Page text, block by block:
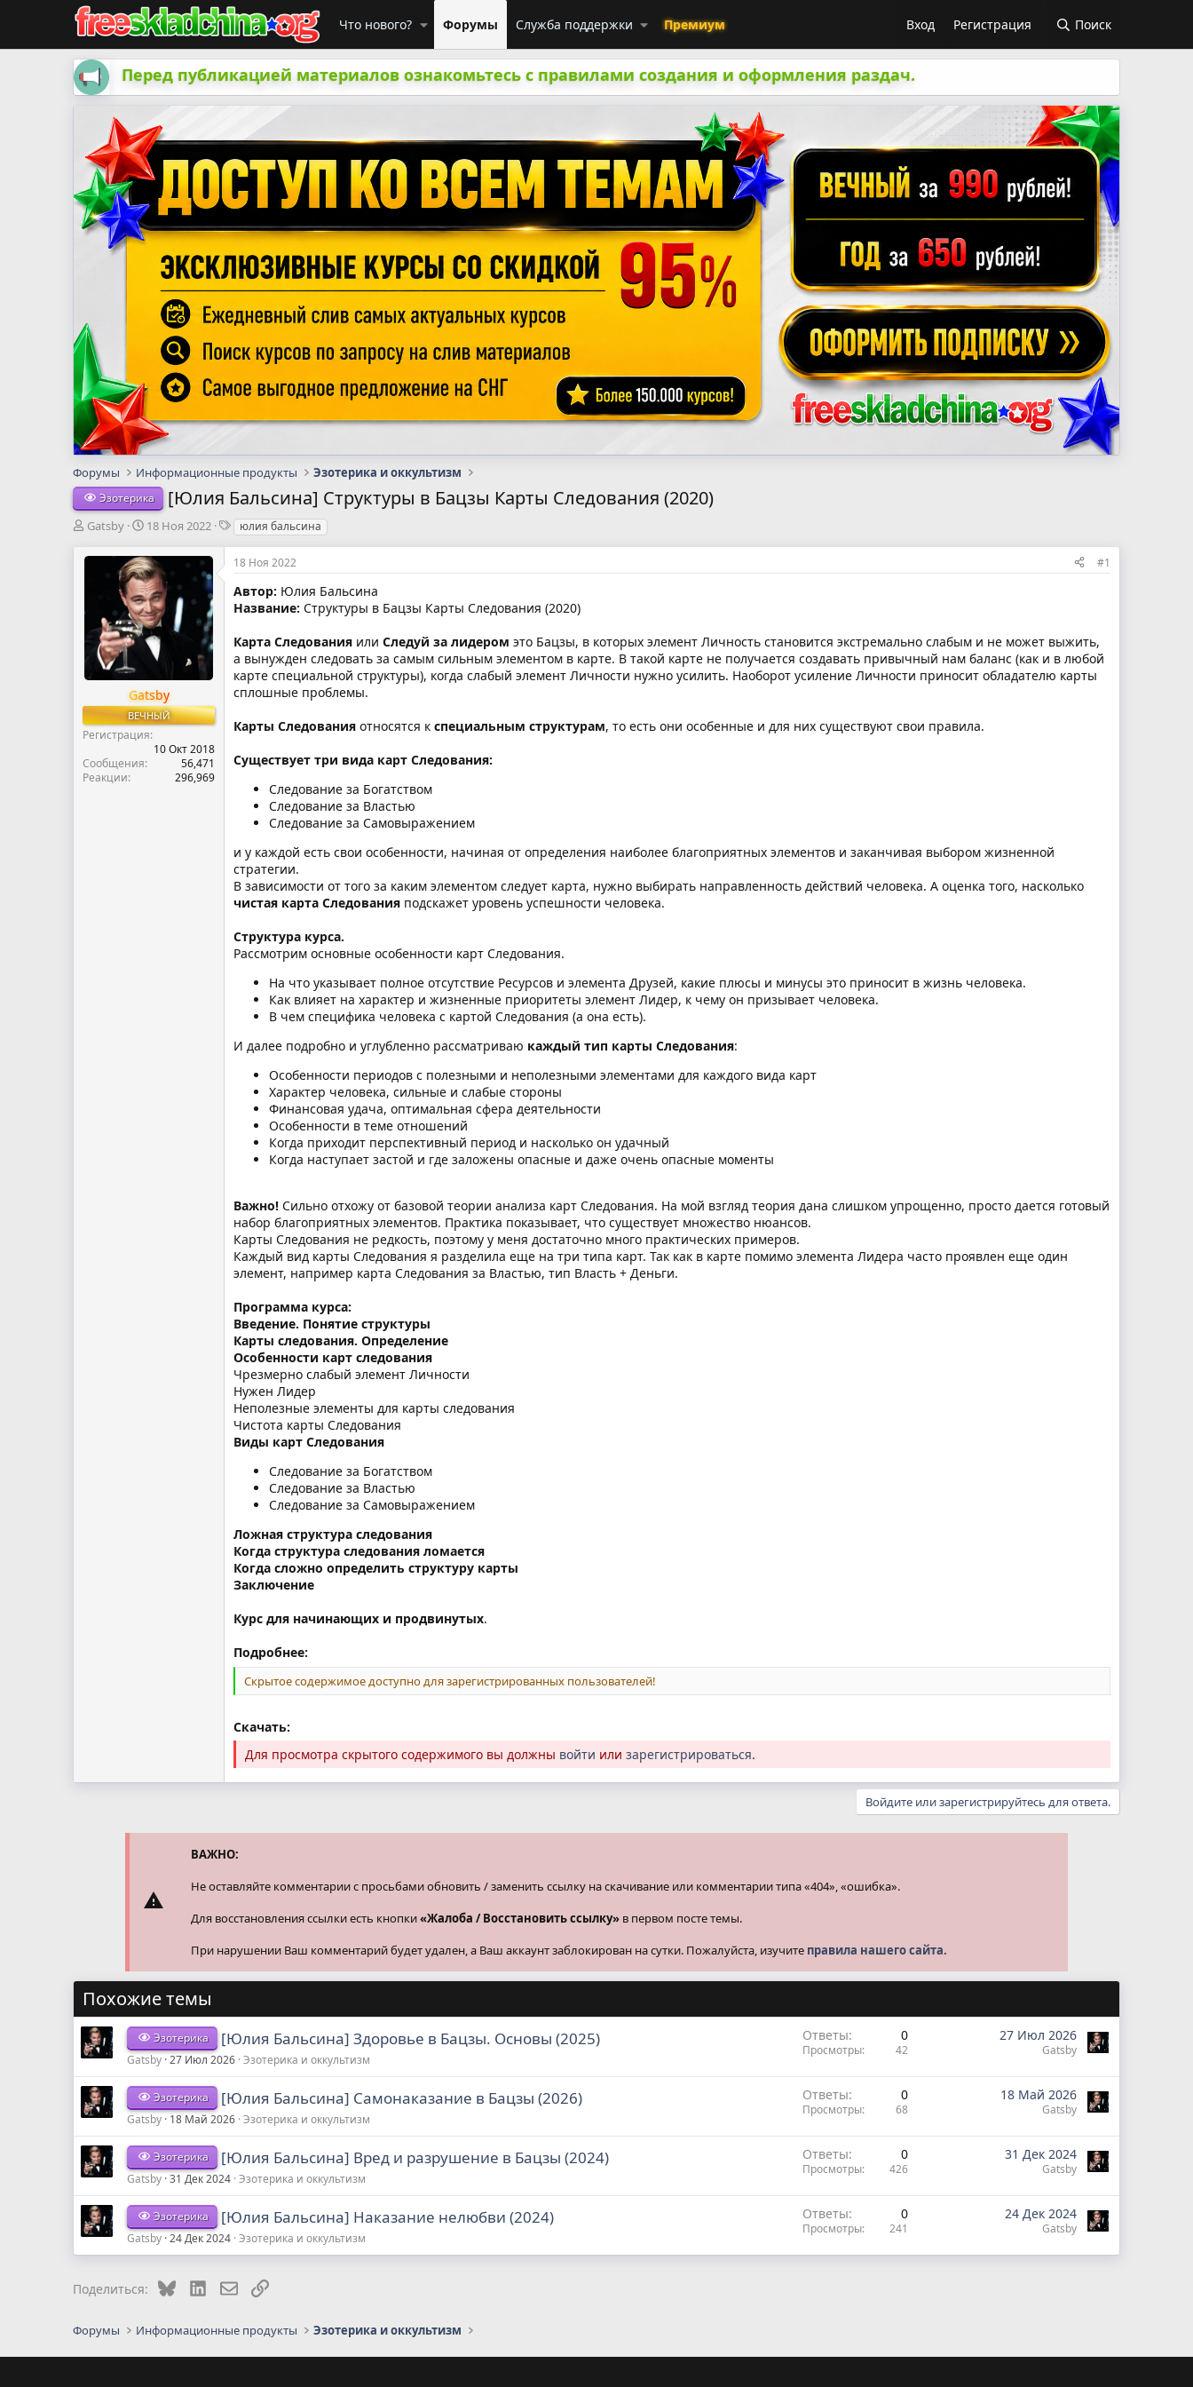
Что нового? Форумы Служба поддержки Премиум Вход Регистрация Поиск
Перед публикацией материалов ознакомьтесь с правилами создания и оформления раздач.
Форумы Информационные продукты Эзотерика и оккультизм
Эзотерика [Юлия Бальсина] Структуры в Бацзы Карты Следования (2020)
А
т
м
Gatsby
Д
т
а
н
а
ч
а
л
18 Ноя 2022
Т
г
и
юлия бальсина
Gatsby
ВЕЧНЫЙ
Регистрация
10 Окт 2018
Сообщения
56,471
Реакции
296,969
18 Ноя 2022 #1
Автор: Юлия Бальсина
Название: Структуры в Бацзы Карты Следования (2020)
Карта Следования или Следуй за лидером это Бацзы, в которых элемент Личность становится экстремально слабым и не может выжить,
а вынужден следовать за самым сильным элементом в карте. В такой карте не получается создавать привычный нам баланс (как и в любой
карте специальной структуры), когда слабый элемент Личности нужно усилить. Наоборот усиление Личности приносит обладателю карты
сплошные проблемы.
Карты Следования относятся к специальным структурам, то есть они особенные и для них существуют свои правила.
Существует три вида карт Следования:
Следование за Богатством
Следование за Властью
Следование за Самовыражением
и у каждой есть свои особенности, начиная от определения наиболее благоприятных элементов и заканчивая выбором жизненной
стратегии.
В зависимости от того за каким элементом следует карта, нужно выбирать направленность действий человека. А оценка того, насколько
чистая карта Следования подскажет уровень успешности человека.
Структура курса.
Рассмотрим основные особенности карт Следования.
На что указывает полное отсутствие Ресурсов и элемента Друзей, какие плюсы и минусы это приносит в жизнь человека.
Как влияет на характер и жизненные приоритеты элемент Лидер, к чему он призывает человека.
В чем специфика человека с картой Следования (а она есть).
И далее подробно и углубленно рассматриваю каждый тип карты Следования:
Особенности периодов с полезными и неполезными элементами для каждого вида карт
Характер человека, сильные и слабые стороны
Финансовая удача, оптимальная сфера деятельности
Особенности в теме отношений
Когда приходит перспективный период и насколько он удачный
Когда наступает застой и где заложены опасные и даже очень опасные моменты
Важно! Сильно отхожу от базовой теории анализа карт Следования. На мой взгляд теория дана слишком упрощенно, просто дается готовый
набор благоприятных элементов. Практика показывает, что существует множество нюансов.
Карты Следования не редкость, поэтому у меня достаточно много практических примеров.
Каждый вид карты Следования я разделила еще на три типа карт. Так как в карте помимо элемента Лидера часто проявлен еще один
элемент, например карта Следования за Властью, тип Власть + Деньги.
Программа курса:
Введение. Понятие структуры
Карты следования. Определение
Особенности карт следования
Чрезмерно слабый элемент Личности
Нужен Лидер
Неполезные элементы для карты следования
Чистота карты Следования
Виды карт Следования
Следование за Богатством
Следование за Властью
Следование за Самовыражением
Ложная структура следования
Когда структура следования ломается
Когда сложно определить структуру карты
Заключение
Курс для начинающих и продвинутых.
Подробнее:
Скрытое содержимое доступно для зарегистрированных пользователей!
Скачать:
Для просмотра скрытого содержимого вы должны войти или зарегистрироваться.
Войдите или зарегистрируйтесь для ответа.
ВАЖНО:
Не оставляйте комментарии с просьбами обновить / заменить ссылку на скачивание или комментарии типа «404», «ошибка».
Для восстановления ссылки есть кнопки«Жалоба / Восстановить ссылку» в первом посте темы.
При нарушении Ваш комментарий будет удален, а Ваш аккаунт заблокирован на сутки. Пожалуйста, изучите правила нашего сайта.
Похожие темы
Эзотерика [Юлия Бальсина] Здоровье в Бацзы. Основы (2025)
Gatsby 27 Июл 2026 Эзотерика и оккультизм
Ответы 0
Просмотры 42
27 Июл 2026
Gatsby
Эзотерика [Юлия Бальсина] Самонаказание в Бацзы (2026)
Gatsby 18 Май 2026 Эзотерика и оккультизм
Ответы 0
Просмотры 68
18 Май 2026
Gatsby
Эзотерика [Юлия Бальсина] Вред и разрушение в Бацзы (2024)
Gatsby 31 Дек 2024 Эзотерика и оккультизм
Ответы 0
Просмотры 426
31 Дек 2024
Gatsby
Эзотерика [Юлия Бальсина] Наказание нелюбви (2024)
Gatsby 24 Дек 2024 Эзотерика и оккультизм
Ответы 0
Просмотры 241
24 Дек 2024
Gatsby
Поделиться: BlueskyLinkedInЭлектронная почта
Ссылка
Форумы Информационные продукты Эзотерика и оккультизм